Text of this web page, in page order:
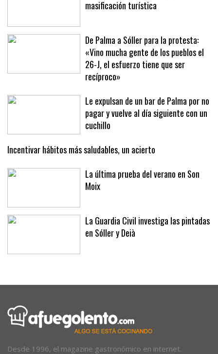
masificación turística
De Palma a Sóller para la protesta:
«Vino mucha gente de los pueblos el
26-J, el esfuerzo tiene que ser
recíproco»
Le expulsan de un bar de Palma por no
pagar y vuelve al día siguiente con un
cuchillo
Incentivar hábitos más saludables, un acierto
La última prueba del verano en Son
Moix
La Guardia Civil investiga las pintadas
en Sóller y Deià
Desde 1996, el magazine gastronómico en internet.